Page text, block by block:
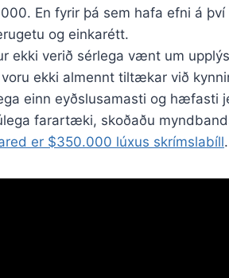
En fyrir þá sem hafa efni á
og einkarétt.
ekki verið sérlega vænt um
ekki almennt tiltækar við
einn eyðslusamasti og hæfasti
farartæki, skoðaðu
er $350.000 lúxus skrímslabíll.